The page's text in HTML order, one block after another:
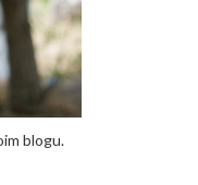
blogu.